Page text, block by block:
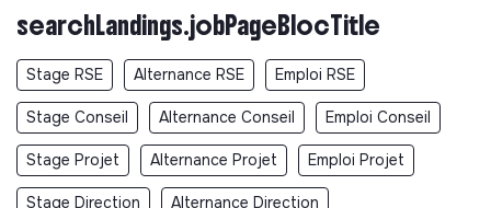
innovant, avec unevisibilité sur les résultats
Polyvalence: Expérience complète enlevée de
fonds, communication et gestion de projets
Autonomie: Une équipe resserrée dans un fonds en
croissance.
Réseau: Opportunité de rencontrer desdonateurs,
fondations et acteurs de l’ESS.
searchLandings.jobPageBlocTitle
Stage RSE Alternance RSE Emploi RSE
Stage Conseil Alternance Conseil Emploi Conseil
Stage Projet Alternance Projet Emploi Projet
Stage Direction Alternance Direction